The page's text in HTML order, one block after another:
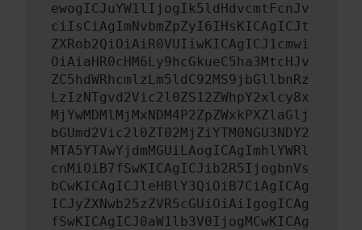
ewogICJuYW1lIjogIk5ldHdvcmtFcnJv
ciIsCiAgImNvbmZpZyI6IHsKICAgICJt
ZXRob2QiOiAiR0VUIiwKICAgICJ1cmwi
OiAiaHR0cHM6Ly9hcGkueC5ha3MtcHJv
ZC5hdWRhcmlzLm5ldC92MS9jbGllbnRz
LzIzNTgvd2Vic2l0ZS12ZWhpY2xlcy8x
MjYwMDMlMjMxNDM4P2ZpZWxkPXZlaGlj
bGUmd2Vic2l0ZT02MjZiYTM0NGU3NDY2
MTA5YTAwYjdmMGUiLAogICAgImhlYWRl
cnMiOiB7fSwKICAgICJib2R5IjogbnVs
bCwKICAgICJleHBlY3QiOiB7CiAgICAg
ICJyZXNwb25zZVR5cGUiOiAiIgogICAg
fSwKICAgICJ0aW1lb3V0IjogMCwKICAg